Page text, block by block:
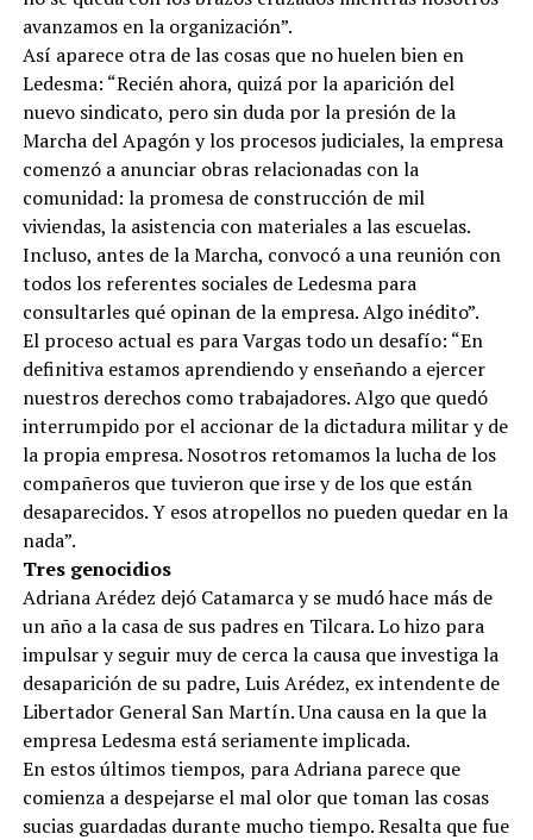
avanzamos en la organización”.
Así aparece otra de las cosas que no huelen bien en
Ledesma: “Recién ahora, quizá por la aparición del
nuevo sindicato, pero sin duda por la presión de la
Marcha del Apagón y los procesos judiciales, la empresa
comenzó a anunciar obras relacionadas con la
comunidad: la promesa de construcción de mil
viviendas, la asistencia con materiales a las escuelas.
Incluso, antes de la Marcha, convocó a una reunión con
todos los referentes sociales de Ledesma para
consultarles qué opinan de la empresa. Algo inédito”.
El proceso actual es para Vargas todo un desafío: “En
definitiva estamos aprendiendo y enseñando a ejercer
nuestros derechos como trabajadores. Algo que quedó
interrumpido por el accionar de la dictadura militar y de
la propia empresa. Nosotros retomamos la lucha de los
compañeros que tuvieron que irse y de los que están
desaparecidos. Y esos atropellos no pueden quedar en la
nada”.
Tres genocidios
Adriana Arédez dejó Catamarca y se mudó hace más de
un año a la casa de sus padres en Tilcara. Lo hizo para
impulsar y seguir muy de cerca la causa que investiga la
desaparición de su padre, Luis Arédez, ex intendente de
Libertador General San Martín. Una causa en la que la
empresa Ledesma está seriamente implicada.
En estos últimos tiempos, para Adriana parece que
comienza a despejarse el mal olor que toman las cosas
sucias guardadas durante mucho tiempo. Resalta que fue